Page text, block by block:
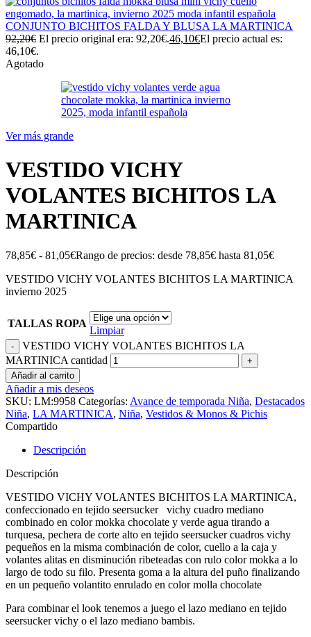
CONJUNTO BICHITOS FALDA Y BLUSA LA MARTINICA
92,20€ El precio original era: 92,20€.46,10€El precio actual es:
46,10€.
Agotado
Ver más grande
VESTIDO VICHY
VOLANTES BICHITOS LA
MARTINICA
78,85€ - 81,05€Rango de precios: desde 78,85€ hasta 81,05€
VESTIDO VICHY VOLANTES BICHITOS LA MARTINICA
invierno 2025
TALLAS ROPA
Limpiar
VESTIDO VICHY VOLANTES BICHITOS LA
MARTINICA cantidad
Añadir al carrito
Añadir a mis deseos
SKU: LM:9958 Categorías: Avance de temporada Niña, Destacados
Niña, LA MARTINICA, Niña, Vestidos & Monos & Pichis
Compartido
Descripción
Descripción
VESTIDO VICHY VOLANTES BICHITOS LA MARTINICA,
confeccionado en tejido seersucker vichy cuadro mediano
combinado en color mokka chocolate y verde agua tirando a
turquesa, pechera de corte alto en tejido seersucker cuadros vichy
pequeños en la misma combinación de color, cuello a la caja y
volantes alitas en disminución ribeteadas con rulo color mokka a lo
largo de todo su filo. Presenta goma a la altura del puño finalizando
en un pequeño volantito enrulado en color molla chocolate
Para combinar el look tenemos a juego el lazo mediano en tejido
seersucker vichy o el lazo mediano bambis.